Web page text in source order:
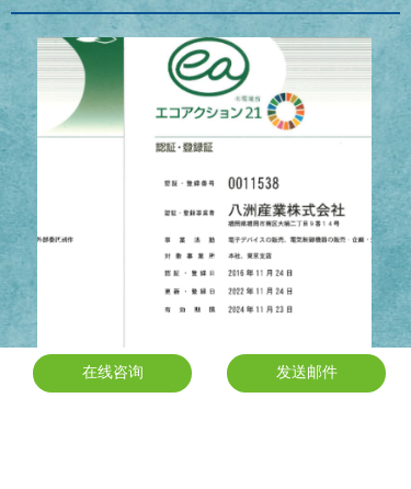
发送邮件
在线咨询 发送邮件
在线咨询